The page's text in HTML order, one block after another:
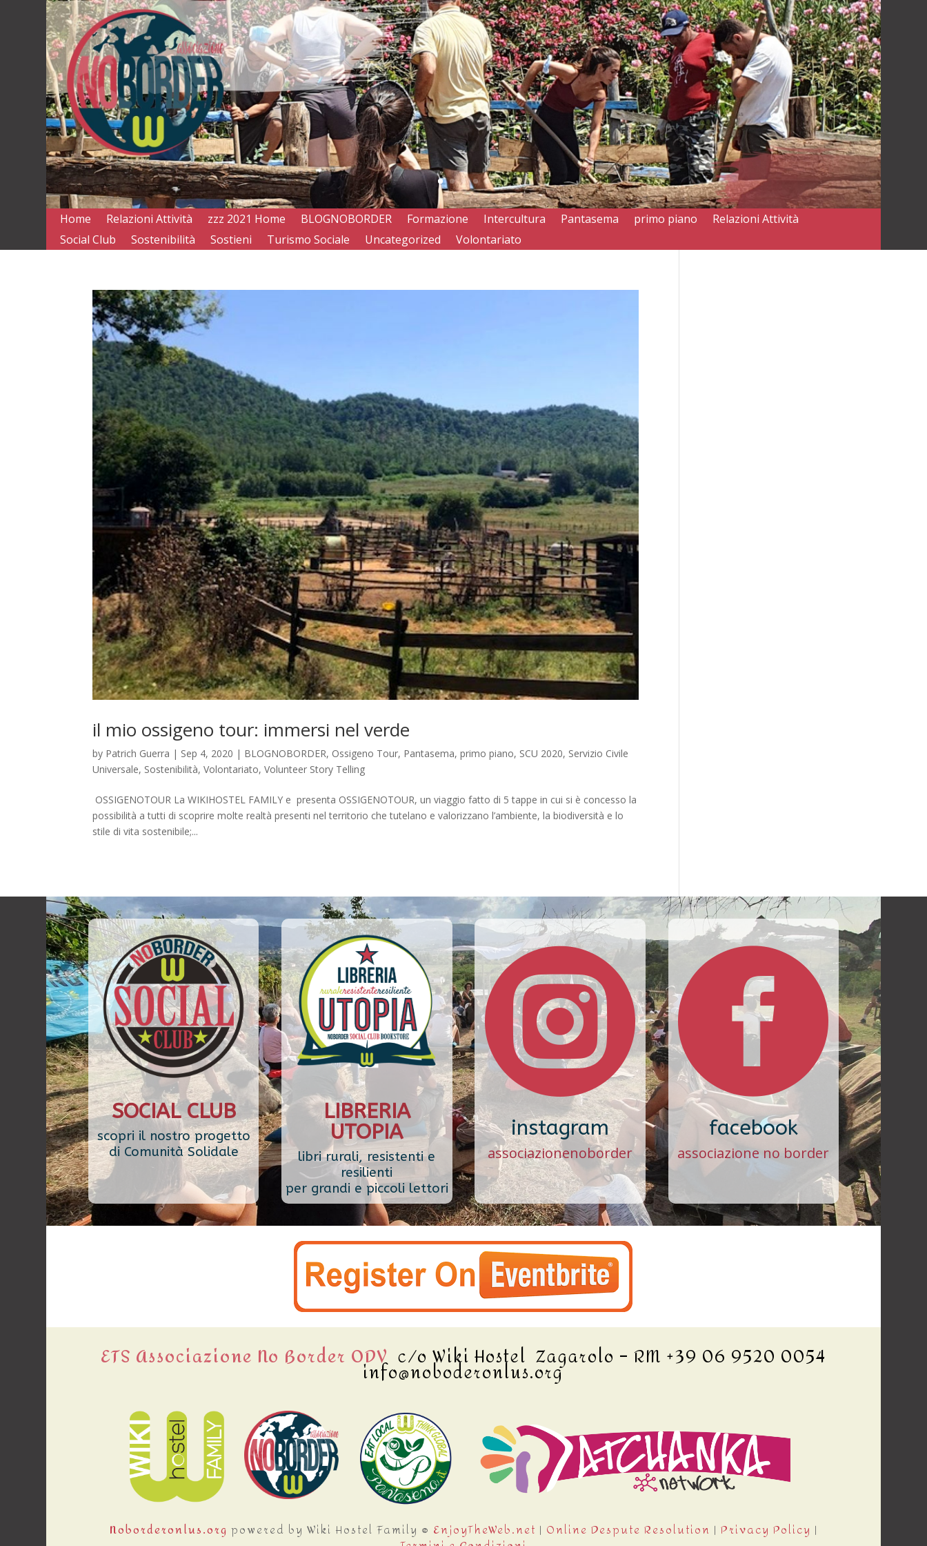
Home Relazioni Attività zzz 2021 Home BLOGNOBORDER Formazione Intercultura Pantasema primo piano
Relazioni Attività
Social Club
Sostenibilità Sostieni Turismo Sociale Uncategorized Volontariato
il mio ossigeno tour: immersi nel verde
by Patrich Guerra | Sep 4, 2020 | BLOGNOBORDER, Ossigeno Tour, Pantasema,primo piano, SCU 2020, Servizio Civile
Universale, Sostenibilità,Volontariato,Volunteer Story Telling
OSSIGENOTOUR La WIKIHOSTEL FAMILY e presenta OSSIGENOTOUR, un viaggio fatto di 5 tappe in cui si è concesso la
possibilità a tutti di scoprire molte realtà presenti nel territorio che tutelano e valorizzano l’ambiente, la biodiversità e lo
stile di vita sostenibile;...
SOCIAL CLUB
scopri il nostro progetto
di Comunità Solidale
LIBRERIA
UTOPIA
libri rurali, resistenti e
resilienti
per grandi e piccoli lettori

instagram
associazionenoborder

facebook
associazione no border
ETS Associazione No Border ODV c/o Wiki Hostel Zagarolo – RM +39 06 9520 0054
info@noboderonlus.org
Noborderonlus.org powered by Wiki Hostel Family ® EnjoyTheWeb.net | Online Despute Resolution | Privacy Policy |